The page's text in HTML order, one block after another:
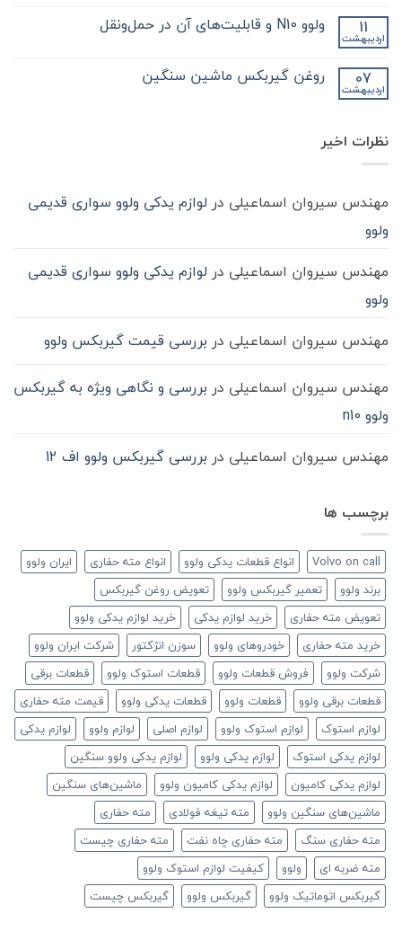
بکس
کامیون
باید
و
آشنایی
واسکازین
برای
تعویض
در
چه
ثبت
نشده 11
اردیبهشت
ولوو N10 و قابلیت‌های آن در حمل‌ونقل
ولوو
N10
حمل‌ونقل
ثبت
نشده 07
اردیبهشت
روغن گیربکس ماشین سنگین
گیربکس
ماشیننظرات اخیر
مهندس سیروان اسماعیلی در لوازم یدکی ولوو سواری قدیمی
ولوو
مهندس سیروان اسماعیلی در لوازم یدکی ولوو سواری قدیمی
ولوو
مهندس سیروان اسماعیلی در بررسی قیمت گیربکس ولوو
مهندس سیروان اسماعیلی در بررسی و نگاهی ویژه به گیربکس
ولوو n10
مهندس سیروان اسماعیلی در بررسی گیربکس ولوو اف 12
برچسب ها
Volvo on call انواع قطعات یدکی ولوو انواع مته حفاری
ایران ولوو
برند ولوو
تعمیر گیربکس ولوو
تعویض روغن گیربکس
تعویض مته حفاری
خرید لوازم یدکی
خرید لوازم یدکی ولوو
خرید مته حفاری
خودروهای ولوو سوزن انژکتور
شرکت ایران ولوو
شرکت ولوو
فروش قطعات ولوو قطعات استوک ولوو
قطعات برقی
قطعات برقی ولوو
قطعات ولوو قطعات یدکی ولوو
قیمت مته حفاری
لوازم استوک
لوازم استوک ولوو لوازم اصلی لوازم ولوو
لوازم یدکی
لوازم یدکی استوک
لوازم یدکی ولوو
لوازم یدکی ولوو سنگین
لوازم یدکی کامیون
لوازم یدکی کامیون ولوو
ماشین‌های سنگین
ماشین‌های سنگین ولوو
مته تیغه فولادی
مته حفاری
مته حفاری سنگ
مته حفاری چاه نفت
مته حفاری چیست
مته ضربه ای
ولوو
کیفیت لوازم استوک ولوو
گیربکس اتوماتیک ولوو
گیربکس ولوو گیربکس چیست